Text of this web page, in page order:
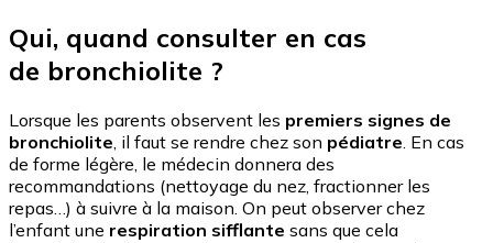
Qui, quand consulter en cas
de bronchiolite ?
Lorsque les parents observent les premiers signes de
bronchiolite , il faut se rendre chez son pédiatre . En cas
de forme légère, le médecin donnera des
recommandations (nettoyage du nez, fractionner les
repas…) à suivre à la maison. On peut observer chez
l’enfant une respiration sifflante sans que cela